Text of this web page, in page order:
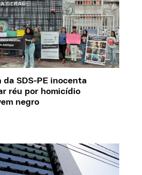
da SDS-PE inocenta
réu por homicídio
negro